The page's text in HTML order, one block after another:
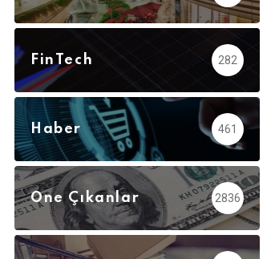
FinTech 282
Haber 461
Öne Çıkanlar 2836